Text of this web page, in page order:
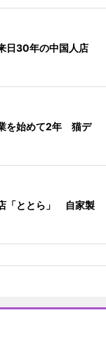
日30年の中国人店
を始めて2年 猫デ
「ととら」 自家製